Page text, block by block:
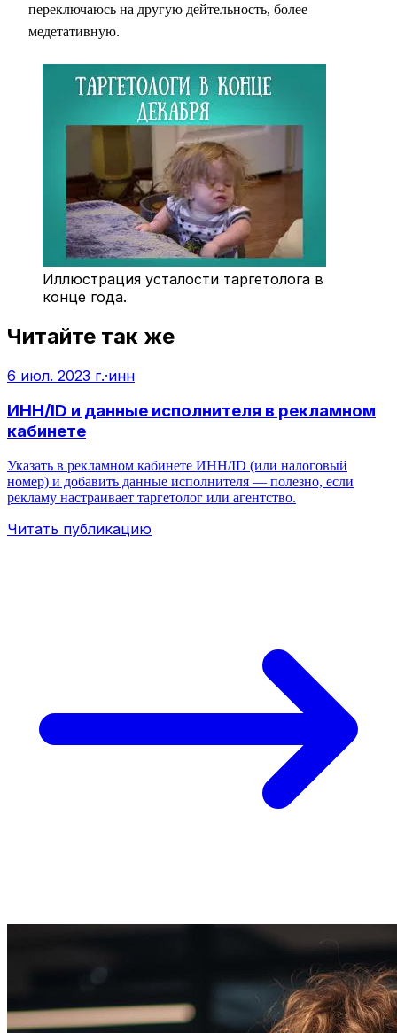
переключаюсь на другую дейтельность, более
медетативную.
Иллюстрация усталости таргетолога в
конце года.
Читайте так же
6 июл. 2023 г.·инн
ИНН/ID и данные исполнителя в рекламном
кабинете
Указать в рекламном кабинете ИНН/ID (или налоговый
номер) и добавить данные исполнителя — полезно, если
рекламу настраивает таргетолог или агентство.
Читать публикацию